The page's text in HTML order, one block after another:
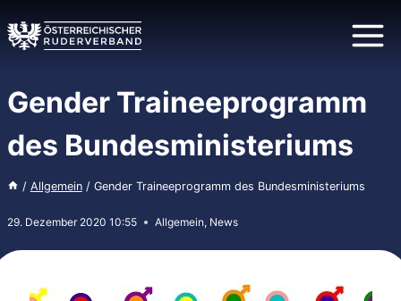
Inhalt
springen
Gender Traineeprogramm
des Bundesministeriums
/ Allgemein / Gender Traineeprogramm des Bundesministeriums
29. Dezember 2020 10:55 Allgemein, News